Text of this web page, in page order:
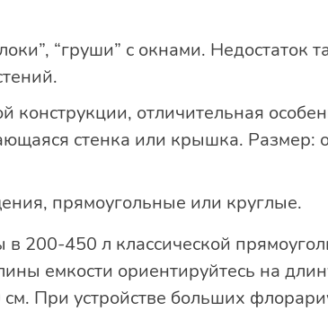
“груши” с окнами. Недостаток
отличительная
стенка или крышка. Размер:
прямоугольные или круглые.
200-450 л классической
емкости ориентируйтесь на
При устройстве больших